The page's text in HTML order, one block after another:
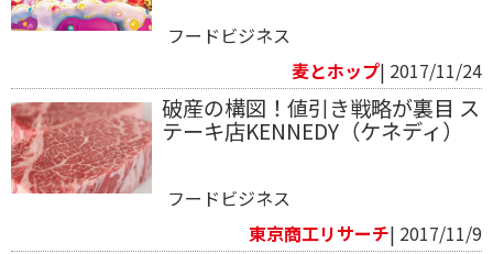
フードビジネス
麦とホップ| 2017/11/24
破産の構図！値引き戦略が裏目 ス
テーキ店KENNEDY（ケネディ）
フードビジネス
東京商工リサーチ| 2017/11/9